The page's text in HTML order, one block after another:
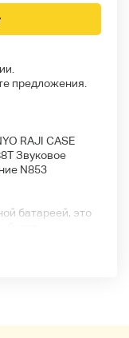
предложения.
RAJI CASE
Звуковое
N853
батареей, это
проведения